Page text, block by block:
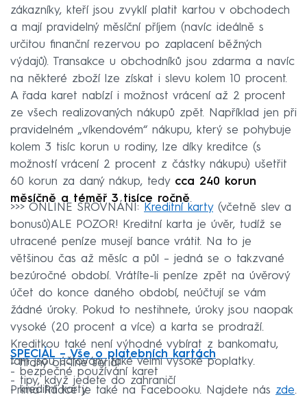
zákazníky, kteří jsou zvyklí platit kartou v obchodech
a mají pravidelný měsíční příjem (navíc ideálně s
určitou finanční rezervou po zaplacení běžných
výdajů). Transakce u obchodníků jsou zdarma a navíc
na některé zboží lze získat i slevu kolem 10 procent.
A řada karet nabízí i možnost vrácení až 2 procent
ze všech realizovaných nákupů zpět. Například jen při
pravidelném „víkendovém“ nákupu, který se pohybuje
kolem 3 tisíc korun u rodiny, lze díky kreditce (s
možností vrácení 2 procent z částky nákupu) ušetřit
60 korun za daný nákup, tedy cca 240 korun
měsíčně a téměř 3 tisíce ročně.
>>> ONLINE SROVNÁNÍ: Kreditní karty(včetně slev a
bonusů)ALE POZOR! Kreditní karta je úvěr, tudíž se
utracené peníze musejí bance vrátit. Na to je
většinou čas až měsíc a půl – jedná se o takzvané
bezúročné období. Vrátíte-li peníze zpět na úvěrový
účet do konce daného období, neúčtují se vám
žádné úroky. Pokud to nestihnete, úroky jsou naopak
vysoké (20 procent a více) a karta se prodraží.
Kreditkou také není výhodné vybírat z bankomatu,
tam jsou účtovány také velmi vysoké poplatky.
SPECIÁL – Vše o platebních kartách
- hraný on-line seriál
- bezpečné používání karet
- tipy, když jedete do zahraničí
- kreditní karty
Prima Rádce je také na Facebooku. Najdete nás zde.